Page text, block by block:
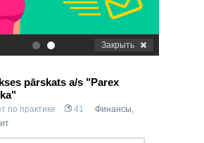
. Закрыть
pārskats a/s "Parex
по практике 41
Финансы,